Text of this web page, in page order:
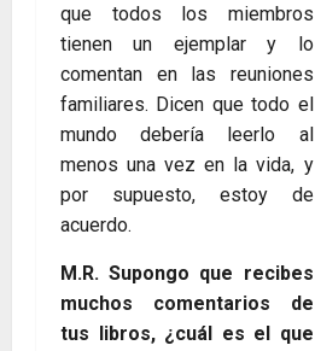
que todos los miembros
tienen un ejemplar y lo
comentan en las reuniones
familiares. Dicen que todo el
mundo debería leerlo al
menos una vez en la vida, y
por supuesto, estoy de
acuerdo.
M.R. Supongo que recibes
muchos comentarios de
tus libros, ¿cuál es el que